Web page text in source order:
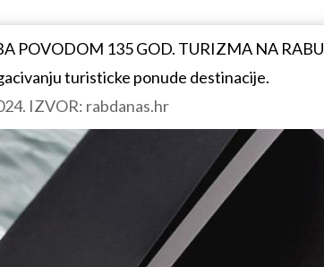
POVODOM 135 GOD. TURIZMA NA RABU
turisticke ponude destinacije.
IZVOR: rabdanas.hr